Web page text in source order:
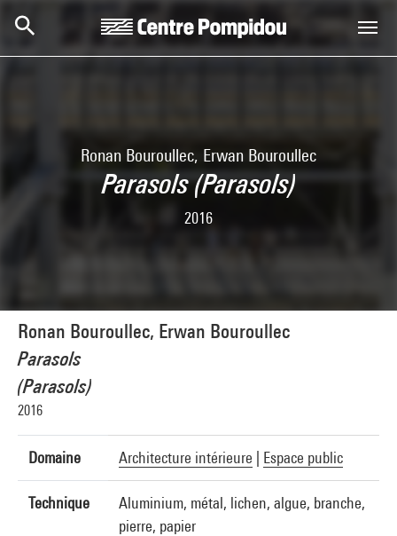
Ronan Bouroullec, Erwan Bouroullec
Parasols (Parasols)
2016
Ronan Bouroullec, Erwan Bouroullec
Parasols
(Parasols)
2016
Domaine Architecture intérieure Espace public
Technique
Aluminium, métal, lichen, algue, branche,
pierre, papier